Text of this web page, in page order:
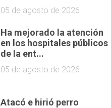
05 de agosto de 2026
Ha mejorado la atención
en los hospitales públicos
de la ent...
05 de agosto de 2026
Atacó e hirió perro